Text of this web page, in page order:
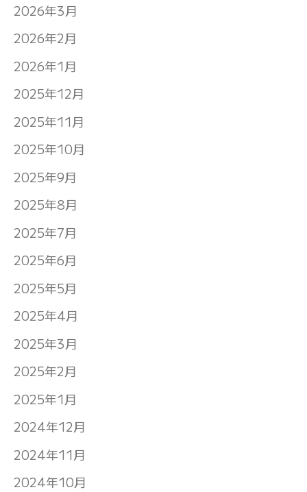
2026年3月
2026年2月
2026年1月
2025年12月
2025年11月
2025年10月
2025年9月
2025年8月
2025年7月
2025年6月
2025年5月
2025年4月
2025年3月
2025年2月
2025年1月
2024年12月
2024年11月
2024年10月